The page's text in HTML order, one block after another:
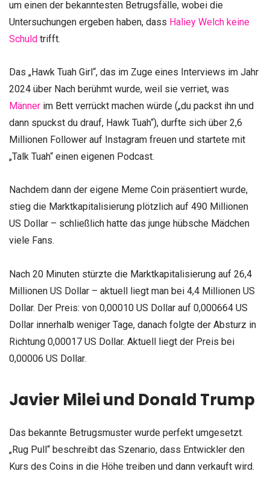
um einen der bekanntesten Betrugsfälle, wobei die
Untersuchungen ergeben haben, dass Haliey Welch keine
Schuld trifft.
Das „Hawk Tuah Girl“, das im Zuge eines Interviews im Jahr
2024 über Nach berühmt wurde, weil sie verriet, was
Männer im Bett verrückt machen würde („du packst ihn und
dann spuckst du drauf, Hawk Tuah“), durfte sich über 2,6
Millionen Follower auf Instagram freuen und startete mit
„Talk Tuah“ einen eigenen Podcast.
Nachdem dann der eigene Meme Coin präsentiert wurde,
stieg die Marktkapitalisierung plötzlich auf 490 Millionen
US Dollar – schließlich hatte das junge hübsche Mädchen
viele Fans.
Nach 20 Minuten stürzte die Marktkapitalisierung auf 26,4
Millionen US Dollar – aktuell liegt man bei 4,4 Millionen US
Dollar. Der Preis: von 0,00010 US Dollar auf 0,000664 US
Dollar innerhalb weniger Tage, danach folgte der Absturz in
Richtung 0,00017 US Dollar. Aktuell liegt der Preis bei
0,00006 US Dollar.
Javier Milei und Donald Trump
Das bekannte Betrugsmuster wurde perfekt umgesetzt.
„Rug Pull“ beschreibt das Szenario, dass Entwickler den
Kurs des Coins in die Höhe treiben und dann verkauft wird.